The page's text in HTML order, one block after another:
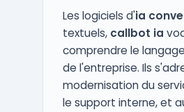
Les logiciels d'ia
textuels, callbot ia
comprendre le
de l'entreprise. Ils
modernisation du
le support interne, et